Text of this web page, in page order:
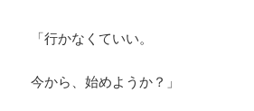
「行かなくていい。
今から、始めようか？」